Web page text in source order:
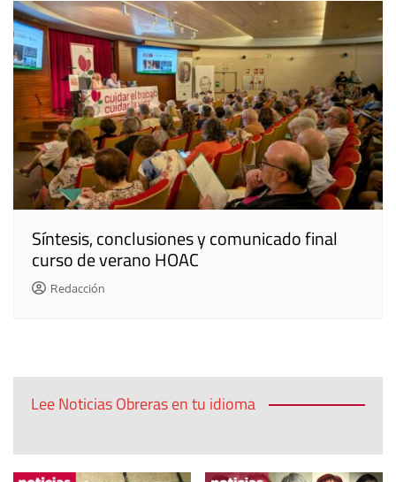
Síntesis, conclusiones y comunicado final
curso de verano HOAC
Redacción
Lee Noticias Obreras en tu idioma